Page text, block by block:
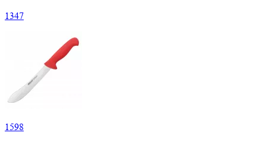
1347
1598